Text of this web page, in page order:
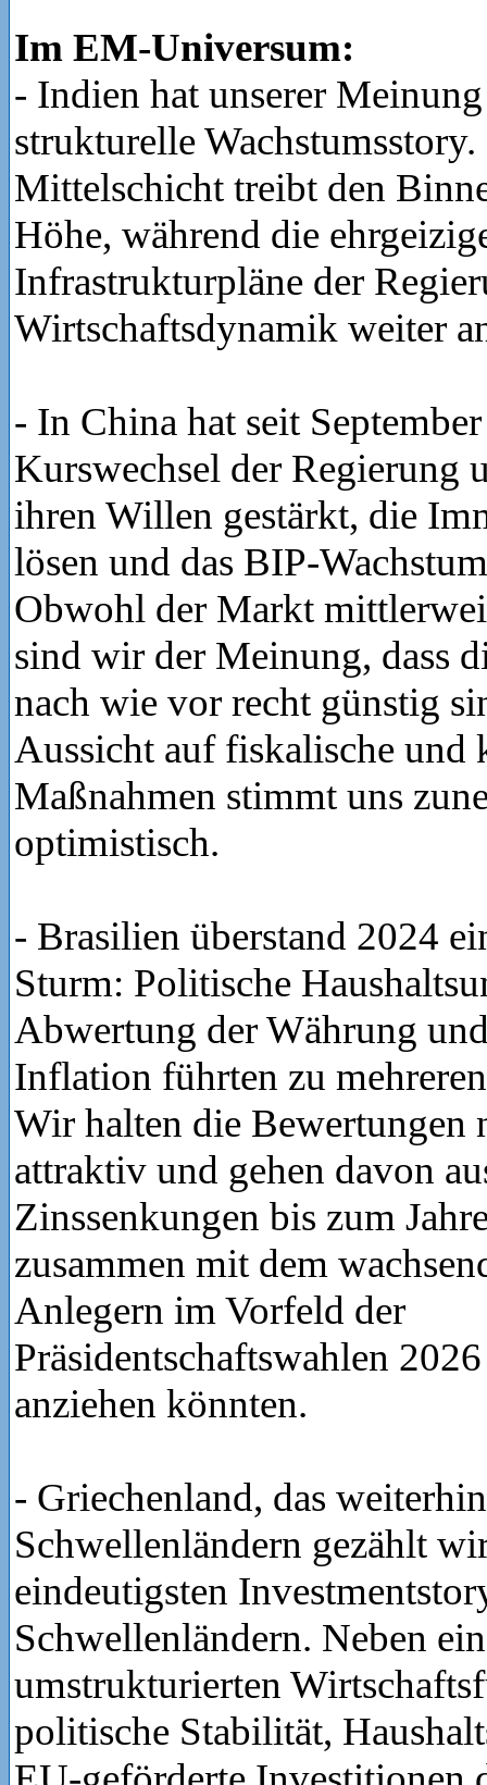
Im EM-Universum:
- Indien hat unserer
strukturelle
Mittelschicht treibt den
Höhe, während die
Infrastrukturpläne der
Wirtschaftsdynamik weiter
- In China hat seit
Kurswechsel der Regierung
ihren Willen gestärkt, die
lösen und das BIP-
Obwohl der Markt
sind wir der Meinung, dass
nach wie vor recht günstig
Aussicht auf fiskalische und
Maßnahmen stimmt uns
optimistisch.
- Brasilien überstand 2024
Sturm: Politische
Abwertung der Währung
Inflation führten zu
Wir halten die Bewertungen
attraktiv und gehen davon
Zinssenkungen bis zum
zusammen mit dem
Anlegern im Vorfeld der
Präsidentschaftswahlen
anziehen könnten.
- Griechenland, das
Schwellenländern gezählt
eindeutigsten
Schwellenländern. Neben
umstrukturierten
politische Stabilität,